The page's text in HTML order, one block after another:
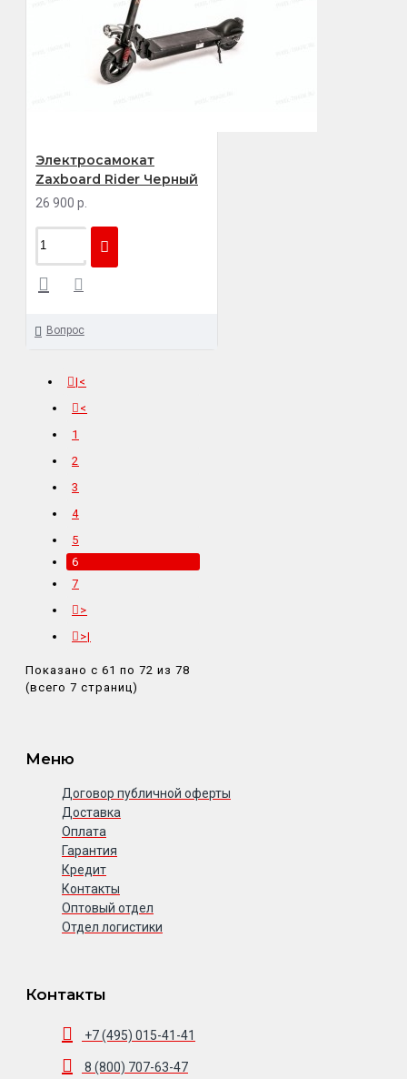
Электросамокат
Zaxboard Rider Черный
26 900 р.
Вопрос
|<
<
1
2
3
4
5
6
7
>
>|
Показано с 61 по 72 из 78
(всего 7 страниц)
Меню
Договор публичной оферты
Доставка
Оплата
Гарантия
Кредит
Контакты
Оптовый отдел
Отдел логистики
Контакты
+7 (495) 015-41-41
8 (800) 707-63-47